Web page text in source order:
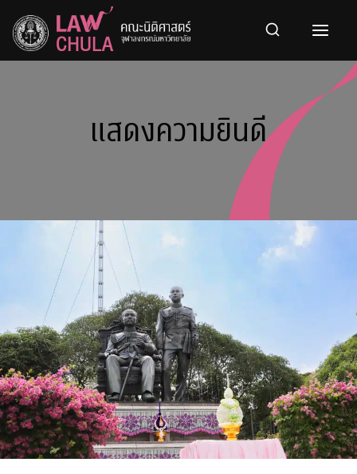
content
แสดงความยินดี